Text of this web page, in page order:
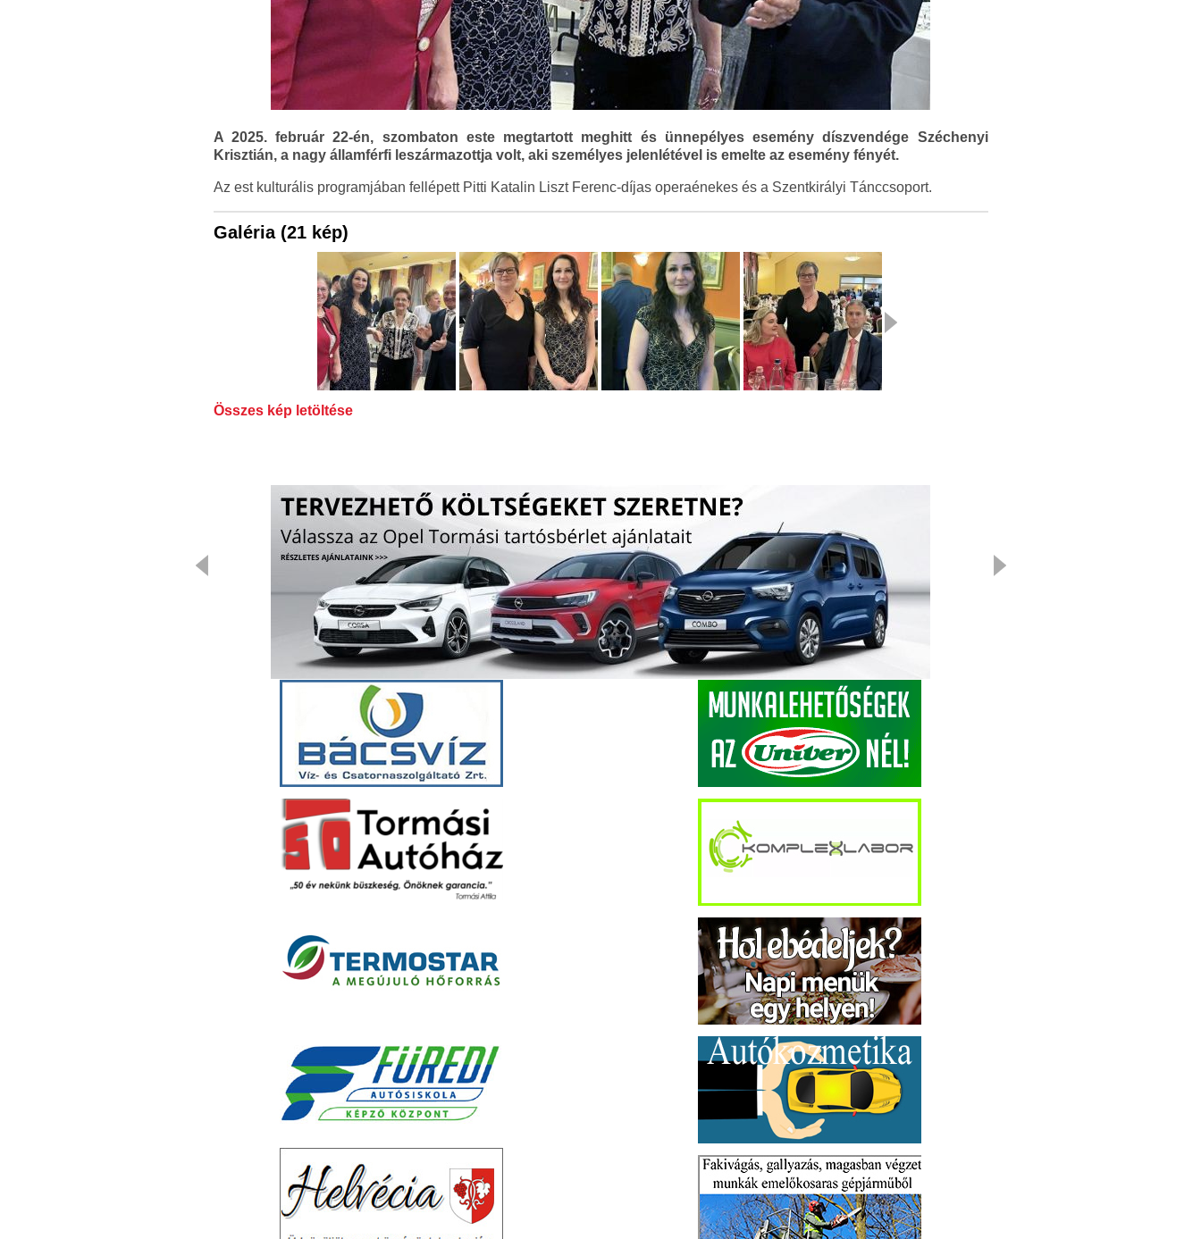
A 2025. február 22-én, szombaton este megtartott meghitt és ünnepélyes esemény díszvendége Széchenyi
Krisztián, a nagy államférfi leszármazottja volt, aki személyes jelenlétével is emelte az esemény fényét.
Az est kulturális programjában fellépett Pitti Katalin Liszt Ferenc-díjas operaénekes és a Szentkirályi Tánccsoport.
Galéria (21 kép)
Összes kép letöltése